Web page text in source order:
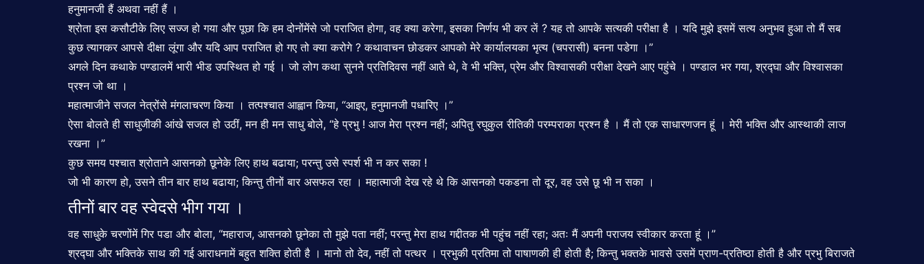
हनुमानजी हैं अथवा नहीं हैं ।
श्रोता इस कसौटीके लिए सज्ज हो गया और पूछा कि हम दोनोंमेंसे जो पराजित होगा, वह क्या करेगा, इसका निर्णय भी कर लें ? यह तो आपके सत्यकी परीक्षा है । यदि मुझे इसमें सत्य अनुभव हुआ तो मैं सब
कुछ त्यागकर आपसे दीक्षा लूंगा और यदि आप पराजित हो गए तो क्या करोगे ? कथावाचन छोडकर आपको मेरे कार्यालयका भृत्य (चपरासी) बनना पडेगा ।”
अगले दिन कथाके पण्डालमें भारी भीड उपस्थित हो गई । जो लोग कथा सुनने प्रतिदिवस नहीं आते थे, वे भी भक्ति, प्रेम और विश्वासकी परीक्षा देखने आए पहुंचे । पण्डाल भर गया, श्रद्घा और विश्वासका
प्रश्न जो था ।
महात्माजीने सजल नेत्रोंसे मंगलाचरण किया । तत्पश्चात आह्वान किया, “आइए, हनुमानजी पधारिए ।”
ऐसा बोलते ही साधुजीकी आंखे सजल हो उठीं, मन ही मन साधु बोले, “हे प्रभु ! आज मेरा प्रश्न नहीं; अपितु रघुकुल रीतिकी परम्पराका प्रश्न है । मैं तो एक साधारणजन हूं । मेरी भक्ति और आस्थाकी लाज
रखना ।”
कुछ समय पश्चात श्रोताने आसनको छूनेके लिए हाथ बढाया; परन्तु उसे स्पर्श भी न कर सका !
जो भी कारण हो, उसने तीन बार हाथ बढाया; किन्तु तीनों बार असफल रहा । महात्माजी देख रहे थे कि आसनको पकडना तो दूर, वह उसे छू भी न सका ।
तीनों बार वह स्वेदसे भीग गया ।
वह साधुके चरणोंमें गिर पडा और बोला, “महाराज, आसनको छूनेका तो मुझे पता नहीं; परन्तु मेरा हाथ गद्दीतक भी पहुंच नहीं रहा; अतः मैं अपनी पराजय स्वीकार करता हूं ।”
श्रद्घा और भक्तिके साथ की गई आराधनामें बहुत शक्ति होती है । मानो तो देव, नहीं तो पत्थर । प्रभुकी प्रतिमा तो पाषाणकी ही होती है; किन्तु भक्तके भावसे उसमें प्राण-प्रतिष्ठा होती है और प्रभु बिराजते